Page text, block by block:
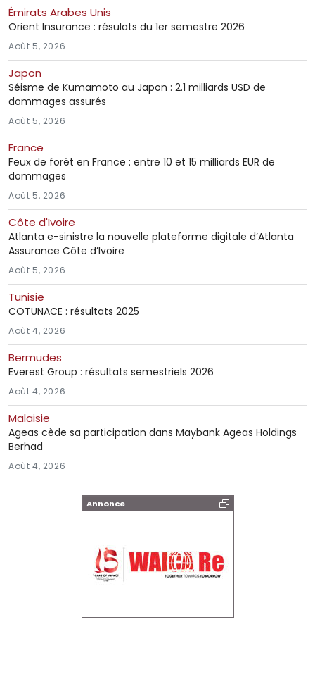
Annonce
Émirats Arabes Unis
Orient Insurance : résulats du 1er semestre 2026
Août 5, 2026
Japon
Séisme de Kumamoto au Japon : 2.1 milliards USD de
dommages assurés
Août 5, 2026
France
Feux de forêt en France : entre 10 et 15 milliards EUR de
dommages
Août 5, 2026
Côte d'Ivoire
Atlanta e-sinistre la nouvelle plateforme digitale d’Atlanta
Assurance Côte d’Ivoire
Août 5, 2026
Tunisie
COTUNACE : résultats 2025
Août 4, 2026
Bermudes
Everest Group : résultats semestriels 2026
Août 4, 2026
Malaisie
Ageas cède sa participation dans Maybank Ageas Holdings
Berhad
Août 4, 2026